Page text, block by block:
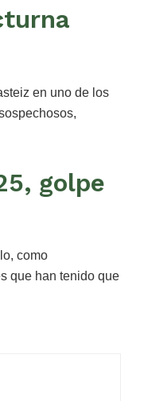
en uno de los
golpe
como
que han tenido que